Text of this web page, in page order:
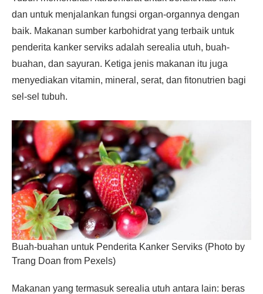
dan untuk menjalankan fungsi organ-organnya dengan
baik. Makanan sumber karbohidrat yang terbaik untuk
penderita kanker serviks adalah serealia utuh, buah-
buahan, dan sayuran. Ketiga jenis makanan itu juga
menyediakan vitamin, mineral, serat, dan fitonutrien bagi
sel-sel tubuh.
Buah-buahan untuk Penderita Kanker Serviks (Photo by
Trang Doan from Pexels)
Makanan yang termasuk serealia utuh antara lain: beras